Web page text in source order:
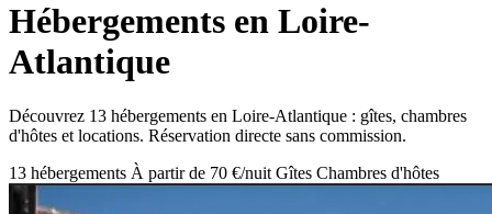
Hébergements en Loire-
Atlantique
Découvrez 13 hébergements en Loire-Atlantique : gîtes, chambres
d'hôtes et locations. Réservation directe sans commission.
13 hébergements À partir de 70 €/nuit Gîtes Chambres d'hôtes